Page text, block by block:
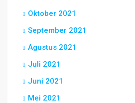
Oktober 2021
September 2021
Agustus 2021
Juli 2021
Juni 2021
Mei 2021